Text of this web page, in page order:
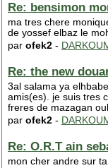
Re: bensimon
ma tres chere
de yossef elbaz le
par ofek2 -
Re: the new
3al salama ya
amis(es). je suis tres
freres de mazagan
par ofek2 -
Re: O.R.T ain
mon cher andre sur